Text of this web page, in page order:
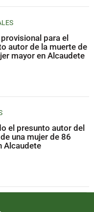
para el
autor de la muerte de
mayor en Alcaudete
el presunto autor del
una mujer de 86
Alcaudete